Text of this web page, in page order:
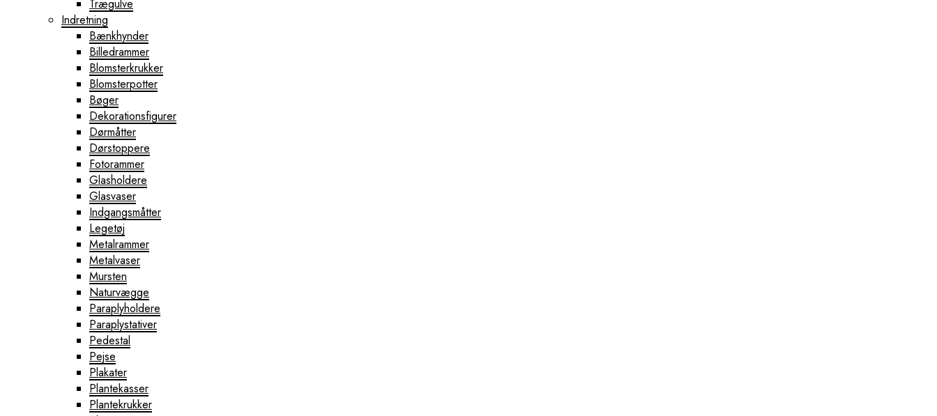
Trægulve
Indretning
Bænkhynder
Billedrammer
Blomsterkrukker
Blomsterpotter
Bøger
Dekorationsfigurer
Dørmåtter
Dørstoppere
Fotorammer
Glasholdere
Glasvaser
Indgangsmåtter
Legetøj
Metalrammer
Metalvaser
Mursten
Naturvægge
Paraplyholdere
Paraplystativer
Pedestal
Pejse
Plakater
Plantekasser
Plantekrukker